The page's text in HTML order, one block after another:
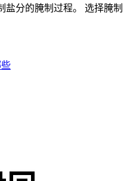
盐分的腌制过程。 选择腌制